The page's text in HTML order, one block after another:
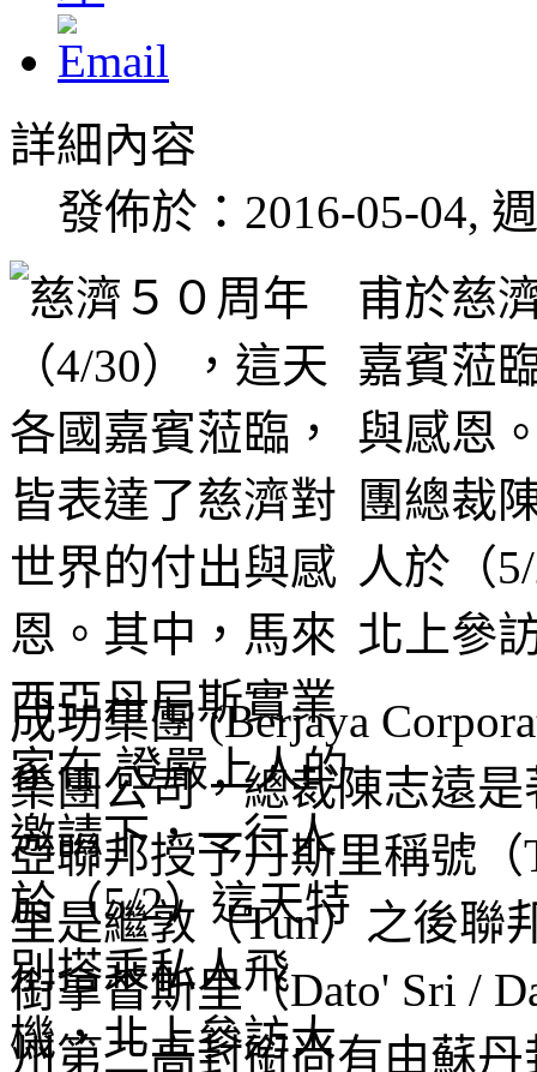
詳細內容
發佈於：2016-05-04,
甫於慈
嘉賓蒞
與感恩
團總裁
人於（
北上參
成功集團 (Berjaya
集團公司，總裁陳志遠
亞聯邦授予丹斯里稱號
里是繼敦（Tun）之後聯
銜拿督斯里（Dato' Sri /
州第二高封銜尚有由蘇